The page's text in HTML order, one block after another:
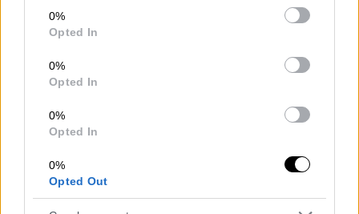
not limited to your visit or usage behaviour. You may click to
grant or deny consent to Google and its third-party tags to
consent section.
0%
Opted In
0%
Opted In
0%
Opted In
0%
Opted Out
Η βουλευτής της ΝΔ εξηγώντας
επίκληση ότι
τα παιδιά δεν αντιμετωπίζουν
κανένα πρόβλημα όταν μεγαλώνουν με
ομόφυλους γονείς
δεν της είναι πειστικό,
όπως δεν θα της ήταν πειστικό και το
επιχείρημα ότι τα παιδιά που στερούνται
τον ένα και τον άλλο γονιό ή
εγκαταλείπονται δεν έχουν κάποιο